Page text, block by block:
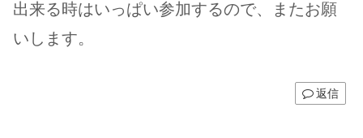
出来る時はいっぱい参加するので、またお願
いします。
返信